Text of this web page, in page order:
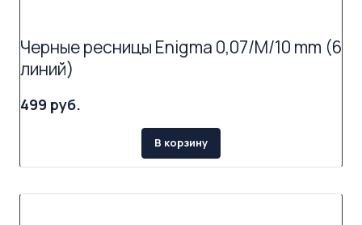
Черные ресницы Enigma 0,07/M/10 mm (6
линий)
499 руб.
В корзину